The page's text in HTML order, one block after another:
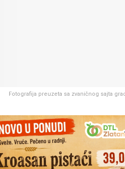
Fotografija preuzeta sa zvaničnog sajta